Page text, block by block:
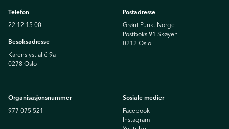
Telefon
22 12 15 00
Besøksadresse
Karenslyst allé 9a
0278 Oslo
Postadresse
Grønt Punkt Norge
Postboks 91 Skøyen
0212 Oslo
Organisasjonsnummer
977 075 521
Sosiale medier
Facebook
Instagram